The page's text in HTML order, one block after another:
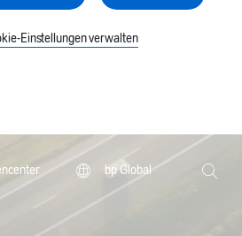
Einstellungen verwalten
bp Global
Search